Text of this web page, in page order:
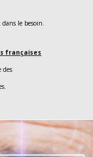
le besoin.
françaises
des